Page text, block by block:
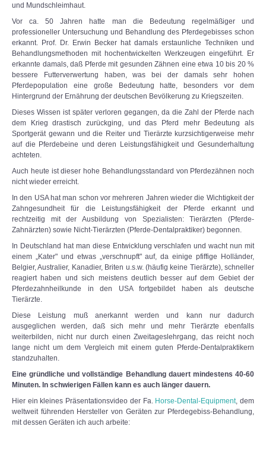
und Mundschleimhaut.
Vor ca. 50 Jahren hatte man die Bedeutung regelmäßiger und
professioneller Untersuchung und Behandlung des Pferdegebisses schon
erkannt. Prof. Dr. Erwin Becker hat damals erstaunliche Techniken und
Behandlungsmethoden mit hochentwickelten Werkzeugen eingeführt. Er
erkannte damals, daß Pferde mit gesunden Zähnen eine etwa 10 bis 20 %
bessere Futterverwertung haben, was bei der damals sehr hohen
Pferdepopulation eine große Bedeutung hatte, besonders vor dem
Hintergrund der Ernährung der deutschen Bevölkerung zu Kriegszeiten.
Dieses Wissen ist später verloren gegangen, da die Zahl der Pferde nach
dem Krieg drastisch zurückging, und das Pferd mehr Bedeutung als
Sportgerät gewann und die Reiter und Tierärzte kurzsichtigerweise mehr
auf die Pferdebeine und deren Leistungsfähigkeit und Gesunderhaltung
achteten.
Auch heute ist dieser hohe Behandlungsstandard von Pferdezähnen noch
nicht wieder erreicht.
In den USA hat man schon vor mehreren Jahren wieder die Wichtigkeit der
Zahngesundheit für die Leistungsfähigkeit der Pferde erkannt und
rechtzeitig mit der Ausbildung von Spezialisten: Tierärzten (Pferde-
Zahnärzten) sowie Nicht-Tierärzten (Pferde-Dentalpraktiker) begonnen.
In Deutschland hat man diese Entwicklung verschlafen und wacht nun mit
einem „Kater" und etwas „verschnupft" auf, da einige pfiffige Holländer,
Belgier, Australier, Kanadier, Briten u.s.w. (häufig keine Tierärzte), schneller
reagiert haben und sich meistens deutlich besser auf dem Gebiet der
Pferdezahnheilkunde in den USA fortgebildet haben als deutsche
Tierärzte.
Diese Leistung muß anerkannt werden und kann nur dadurch
ausgeglichen werden, daß sich mehr und mehr Tierärzte ebenfalls
weiterbilden, nicht nur durch einen Zweitageslehrgang, das reicht noch
lange nicht um dem Vergleich mit einem guten Pferde-Dentalpraktikern
standzuhalten.
Eine gründliche und vollständige Behandlung dauert mindestens 40-60
Minuten. In schwierigen Fällen kann es auch länger dauern.
Hier ein kleines Präsentationsvideo der Fa. Horse-Dental-Equipment, dem
weltweit führenden Hersteller von Geräten zur Pferdegebiss-Behandlung,
mit dessen Geräten ich auch arbeite: